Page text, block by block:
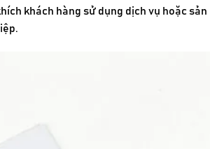
khách hàng sử dụng dịch vụ hoặc sản